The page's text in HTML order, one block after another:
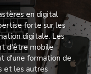
en digital
forte sur les
digitale. Les
d'être mobile
d'une formation de
et les autres